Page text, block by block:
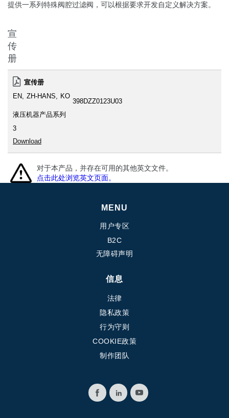
提供一系列特殊阀腔过滤阀，可以根据要求开发自定义解决方案。
宣
传
册
宣传册
EN
ZH-HANS KO
398DZZ0123U03
液压机器产品系列
3
Download
对于本产品，并存在可用的其他英文文件。
点击此处浏览英文页面。
MENU
用户专区
B2C
无障碍声明
信息
法律
隐私政策
行为守则
COOKIE政策
制作团队